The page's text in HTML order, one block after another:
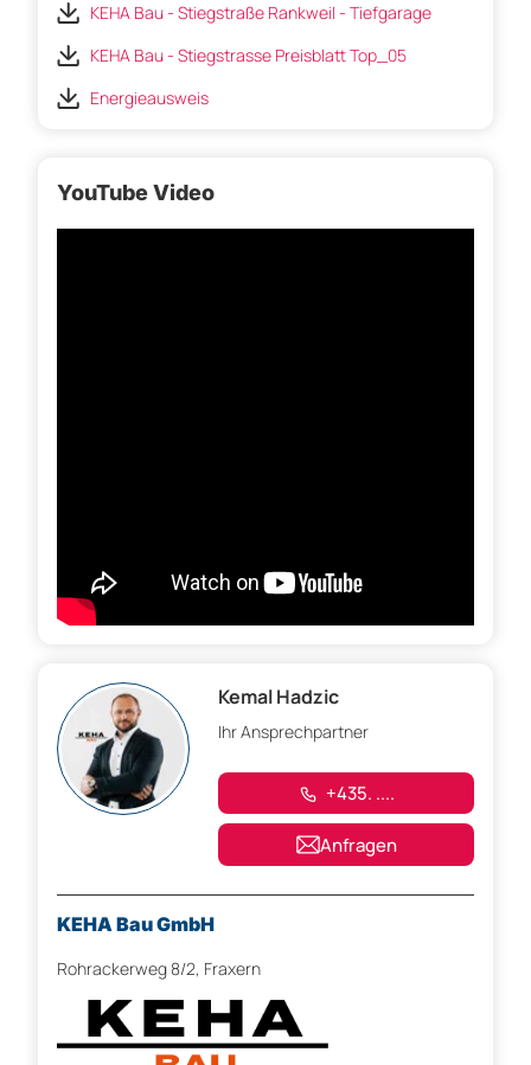
KEHA Bau - Stiegstraße Rankweil - Tiefgarage
KEHA Bau - Stiegstrasse Preisblatt Top_05
Energieausweis
YouTube Video
Kemal Hadzic
Ihr Ansprechpartner
+435. ....
Anfragen
KEHA Bau GmbH
Rohrackerweg 8/2, Fraxern